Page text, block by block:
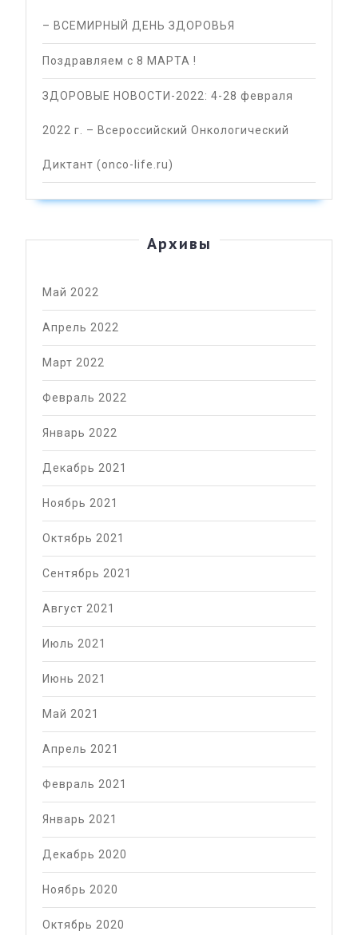
– ВСЕМИРНЫЙ ДЕНЬ ЗДОРОВЬЯ
Поздравляем с 8 МАРТА !
ЗДОРОВЫЕ НОВОСТИ-2022: 4-28 февраля
2022 г. – Всероссийский Онкологический
Диктант (onco-life.ru)
Архивы
Май 2022
Апрель 2022
Март 2022
Февраль 2022
Январь 2022
Декабрь 2021
Ноябрь 2021
Октябрь 2021
Сентябрь 2021
Август 2021
Июль 2021
Июнь 2021
Май 2021
Апрель 2021
Февраль 2021
Январь 2021
Декабрь 2020
Ноябрь 2020
Октябрь 2020